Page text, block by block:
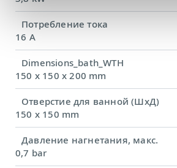
Потребление тока
16 A
Dimensions_bath_WTH
150 x 150 x 200 mm
Отверстие для ванной (ШхД)
150 x 150 mm
Давление нагнетания, макс.
0,7 bar